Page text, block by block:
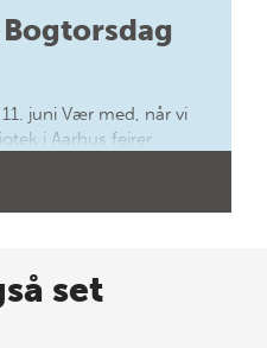
juni Vær med, når vi
i Aarhus fejrer
sommer-
set